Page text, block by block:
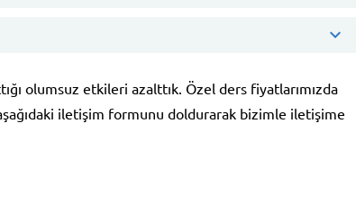
olumsuz etkileri azalttık. Özel ders fiyatlarımızda
iletişim formunu doldurarak bizimle iletişime